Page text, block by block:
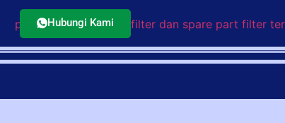
Hubungi Kami